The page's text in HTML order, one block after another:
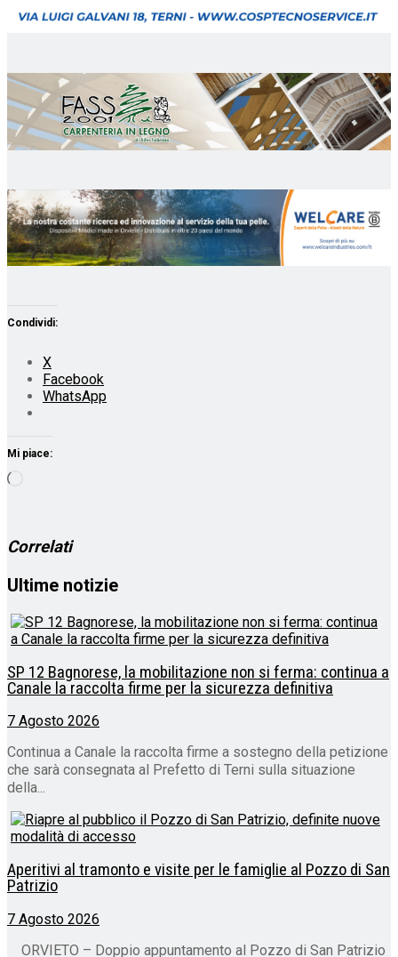
Condividi:
X
Facebook
WhatsApp
Mi piace:
Correlati
Ultime notizie
SP 12 Bagnorese, la mobilitazione non si ferma: continua a
Canale la raccolta firme per la sicurezza definitiva
7 Agosto 2026
Continua a Canale la raccolta firme a sostegno della petizione
che sarà consegnata al Prefetto di Terni sulla situazione
della...
Aperitivi al tramonto e visite per le famiglie al Pozzo di San
Patrizio
7 Agosto 2026
ORVIETO – Doppio appuntamento al Pozzo di San Patrizio